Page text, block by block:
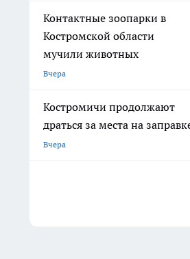
Контактные зоопарки в
Костромской области
мучили животных
Вчера
Костромичи продолжают
драться за места на
Вчера